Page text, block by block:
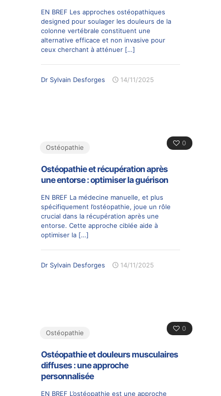
EN BREF Les approches ostéopathiques
designed pour soulager les douleurs de la
colonne vertébrale constituent une
alternative efficace et non invasive pour
ceux cherchant à atténuer […]
Dr Sylvain Desforges 14/11/2025
0
Ostéopathie
Ostéopathie et récupération après
une entorse : optimiser la guérison
EN BREF La médecine manuelle, et plus
spécifiquement l’ostéopathie, joue un rôle
crucial dans la récupération après une
entorse. Cette approche ciblée aide à
optimiser la […]
Dr Sylvain Desforges 14/11/2025
0
Ostéopathie
Ostéopathie et douleurs musculaires
diffuses : une approche
personnalisée
EN BREF L’ostéopathie est une approche